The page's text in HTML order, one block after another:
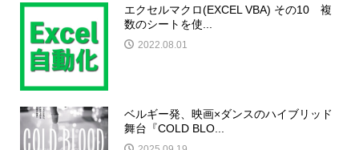
エクセルマクロ(EXCEL VBA) その10 複
数のシートを使...
2022.08.01
ベルギー発、映画×ダンスのハイブリッド
舞台『COLD BLO...